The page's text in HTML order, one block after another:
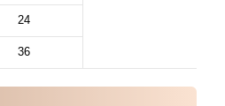
24
36
5,280.00